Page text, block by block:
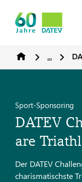
...
Sport-Sponsoring
DATEV
are
Der DATEV
charismatischste